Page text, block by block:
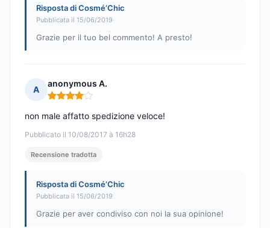
Risposta di Cosmé’Chic
Pubblicata il 15/06/2019
Grazie per il tuo bel commento! A presto!
A
anonymous A.
Nota: 4 su 5
Pubblicato il 10/08/2017 à 16h28
non male affatto spedizione veloce!
Recensione tradotta
Risposta di Cosmé’Chic
Pubblicata il 15/06/2019
Grazie per aver condiviso con noi la sua opinione!